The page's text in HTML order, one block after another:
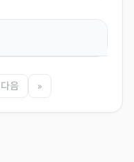
다음 »